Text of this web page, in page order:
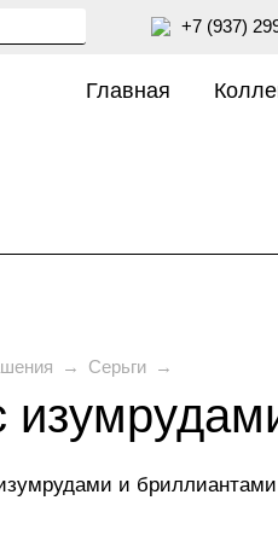
+7 (937)
Главная
→ Серьги →